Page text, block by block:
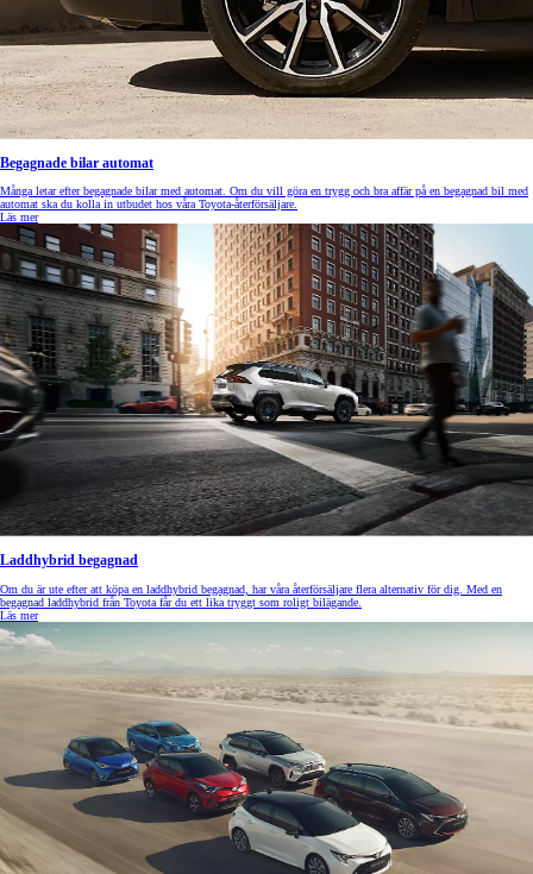
Begagnade bilar automat
Många letar efter begagnade bilar med automat. Om du vill göra en trygg och bra affär på en begagnad bil med
automat ska du kolla in utbudet hos våra Toyota-återförsäljare.
Läs mer
Laddhybrid begagnad
Om du är ute efter att köpa en laddhybrid begagnad, har våra återförsäljare flera alternativ för dig. Med en
begagnad laddhybrid från Toyota får du ett lika tryggt som roligt bilägande.
Läs mer